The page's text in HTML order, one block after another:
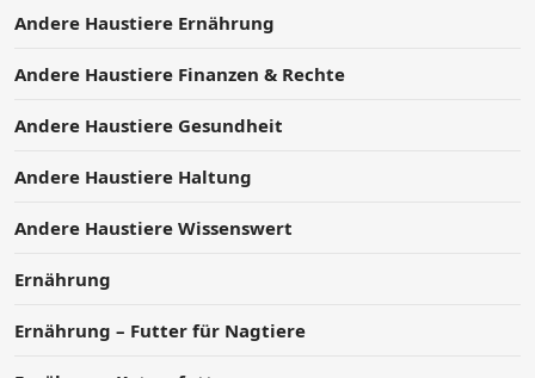
Andere Haustiere Ernährung
Andere Haustiere Finanzen & Rechte
Andere Haustiere Gesundheit
Andere Haustiere Haltung
Andere Haustiere Wissenswert
Ernährung
Ernährung – Futter für Nagtiere